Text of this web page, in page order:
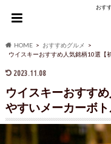
おす
HOME
おすすめグルメ
ウイスキーおすすめ人気銘柄10選【
2023.11.08
ウイスキーおすす
やすいメーカーボト